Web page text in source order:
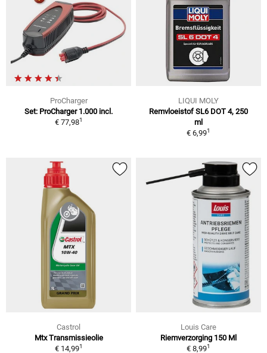
ProCharger
Set: ProCharger 1.000 incl.
€ 77,981
LIQUI MOLY
Remvloeistof SL6 DOT 4, 250
ml
€ 6,991
Castrol
Mtx Transmissieolie
€ 14,991
Louis Care
Riemverzorging 150 Ml
€ 8,991